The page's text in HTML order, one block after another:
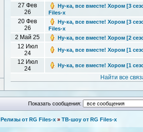
27 Фев
26
Ну-ка, все вместе! Хором [3
Files-x
20 Фев
26
Ну-ка, все вместе! Хором [3
Files-x
2 Май 25 Ну-ка, все вместе! Хором [2
12 Июл
24
Ну-ка, все вместе! Хором [1
12 Июл
24
Ну-ка, все вместе! Хором [1
Найти все
Показать сообщения:
Релизы от RG Files-x » ТВ-шоу от RG Files-x